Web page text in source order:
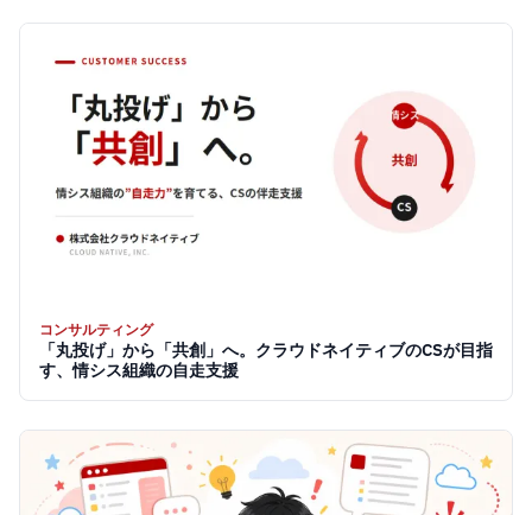
コンサルティング
「丸投げ」から「共創」へ。クラウドネイティブのCSが目指
す、情シス組織の自走支援